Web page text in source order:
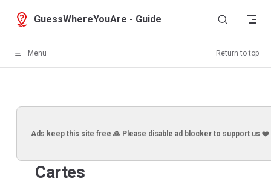
Skip to content
GuessWhereYouAre - Guide
Menu Return to top
Ads keep this site free 🙏 Please disable ad blocker to support us ❤️
Cartes